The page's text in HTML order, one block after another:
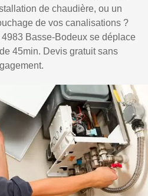
de chaudière, ou un
de vos canalisations ?
Basse-Bodeux se déplace
45min. Devis gratuit sans